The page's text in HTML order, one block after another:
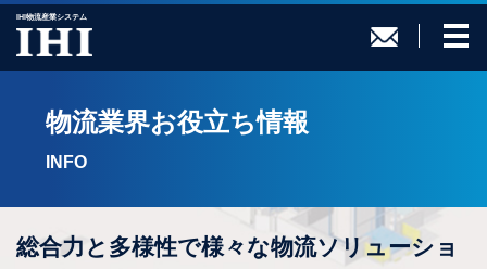
物流業界お役立ち情報
INFO
総合力と多様性で様々な物流ソリューショ
IHI物流産業システム